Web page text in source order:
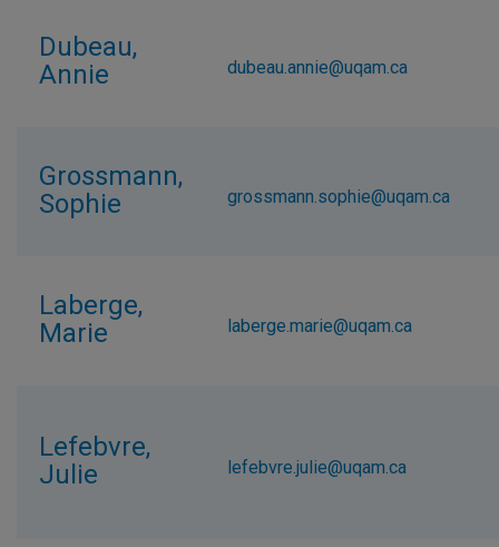
Dubeau,
Annie
dubeau.annie@uqam.ca
Grossmann,
Sophie
grossmann.sophie@uqam.ca
Laberge,
Marie
laberge.marie@uqam.ca
Lefebvre,
Julie
lefebvre.julie@uqam.ca